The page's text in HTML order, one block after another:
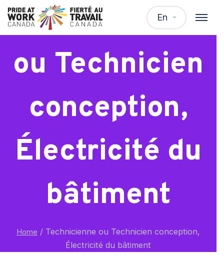
En
Technicienne
ou Technicien
conception,
Électricité du
bâtiment
Home / Technicienne ou Technicien conception,
Électricité du bâtiment